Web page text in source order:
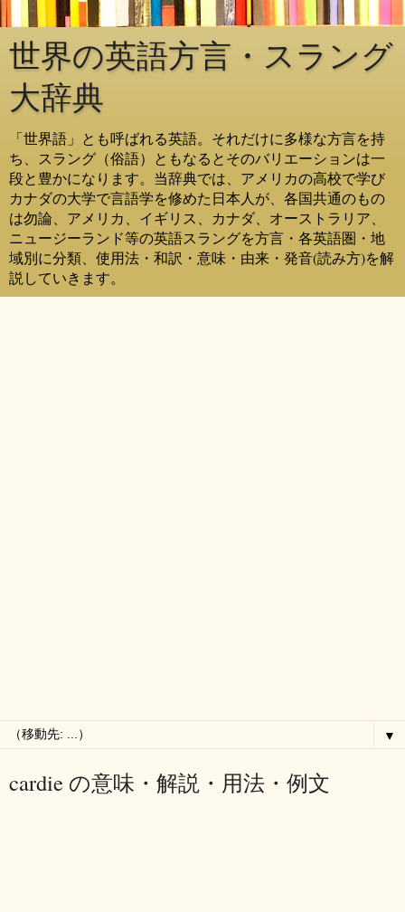
世界の英語方言・スラング
大辞典
「世界語」とも呼ばれる英語。それだけに多様な方言を持
ち、スラング（俗語）ともなるとそのバリエーションは一
段と豊かになります。当辞典では、アメリカの高校で学び
カナダの大学で言語学を修めた日本人が、各国共通のもの
は勿論、アメリカ、イギリス、カナダ、オーストラリア、
ニュージーランド等の英語スラングを方言・各英語圏・地
域別に分類、使用法・和訳・意味・由来・発音(読み方)を解
説していきます。
▼
cardie の意味・解説・用法・例文